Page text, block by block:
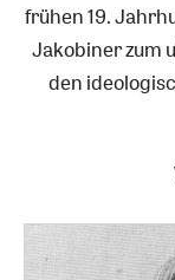
frühen 19.
Jakobiner zum
den